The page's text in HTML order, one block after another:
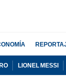
LIONEL MESSI